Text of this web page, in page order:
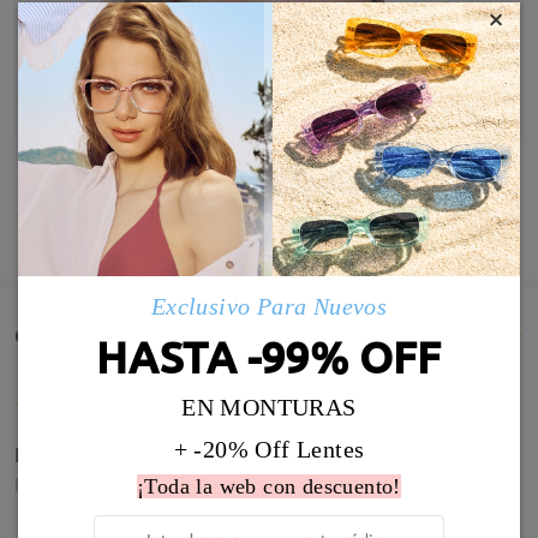
MOSTRAR MÁS
Comentarios de Clientes(880)
Perfecta la graduación, estoy muy contenta
by Carmen García Galgo onAug 4 , 2026
×
Exclusivo Para Nuevos
HASTA -99% OFF
EN MONTURAS
+ -20% Off Lentes
¡Toda la web con descuento!